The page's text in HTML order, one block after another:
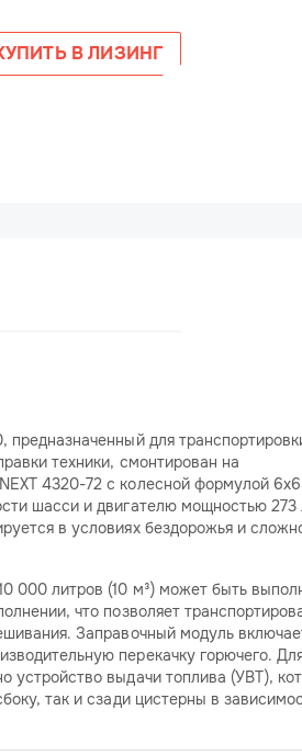
В ЛИЗИНГ
предназначенный для
техники, смонтирован на
4320-72 с колесной формулой
шасси и двигателю мощностью 273
в условиях бездорожья и
000 литров (10 м³) может быть
что позволяет
Заправочный модуль
перекачку горючего.
устройство выдачи топлива (УВТ),
так и сзади цистерны в